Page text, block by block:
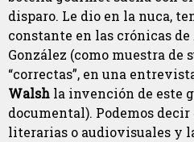
disparo. Le dio en la nuca,
constante en las crónicas de
González (como muestra de
“correctas”, en una
Walsh la invención de este
documental). Podemos
literarias o audiovisuales y